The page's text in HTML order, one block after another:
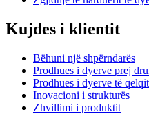
Kujdes i klientit
Bëhuni një shpërndarës
Prodhues i dyerve prej
Prodhues i dyerve të qelqit
Inovacioni i strukturës
Zhvillimi i produktit